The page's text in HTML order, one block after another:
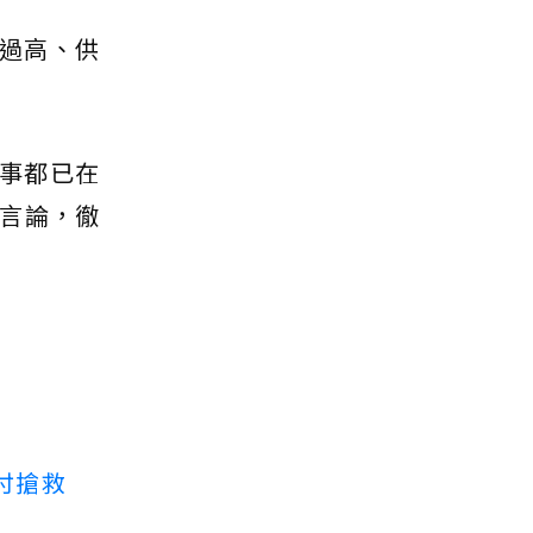
高、供
都已在
論，徹
搶救